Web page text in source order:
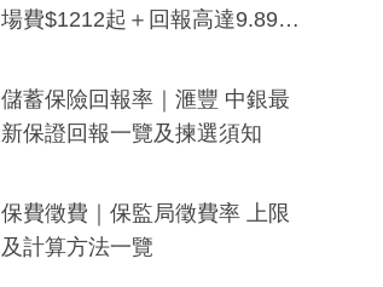
場費$1212起＋回報高達9.89
儲蓄保險回報率｜滙豐 中銀最
新保證回報一覽及揀選須知
保費徵費｜保監局徵費率 上限
及計算方法一覽